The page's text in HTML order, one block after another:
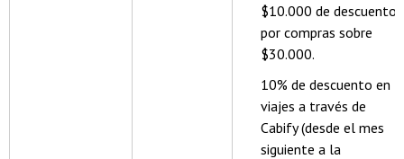
$10.000 de descuento
por compras sobre
$30.000.
10% de descuento en
viajes a través de
Cabify (desde el mes
siguiente a la